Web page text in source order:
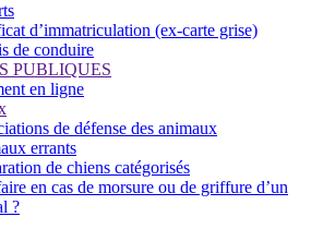
d’immatriculation (ex-carte grise)
de conduire
PUBLIQUES
en ligne
de défense des animaux
errants
de chiens catégorisés
en cas de morsure ou de griffure d’un
?